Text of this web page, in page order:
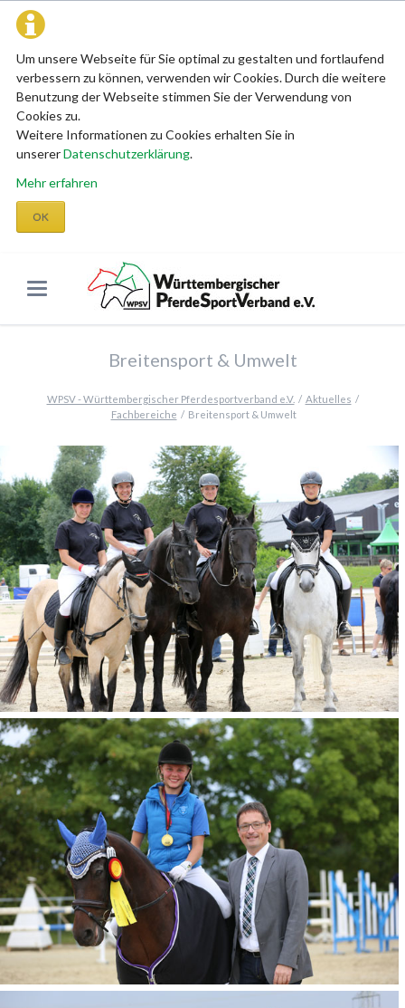
Um unsere Webseite für Sie optimal zu gestalten und fortlaufend
verbessern zu können, verwenden wir Cookies. Durch die weitere
Benutzung der Webseite stimmen Sie der Verwendung von
Cookies zu.
Weitere Informationen zu Cookies erhalten Sie in
unsererDatenschutzerklärung.
Mehr erfahren
OK
Breitensport & Umwelt
WPSV - Württembergischer Pferdesportverband e.V.
Aktuelles
Fachbereiche
Breitensport & Umwelt